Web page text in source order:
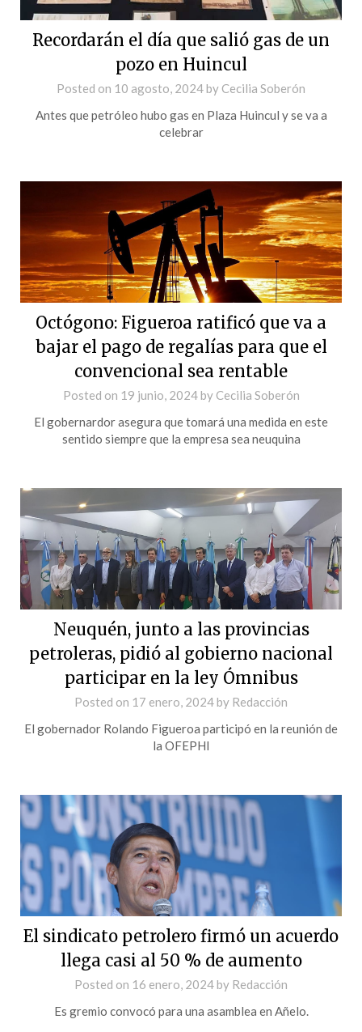
Recordarán el día que salió gas de un
pozo en Huincul
Posted on 10 agosto, 2024by Cecilia Soberón
Antes que petróleo hubo gas en Plaza Huincul y se va a
celebrar
Octógono: Figueroa ratificó que va a
bajar el pago de regalías para que el
convencional sea rentable
Posted on 19 junio, 2024by Cecilia Soberón
El gobernardor asegura que tomará una medida en este
sentido siempre que la empresa sea neuquina
Neuquén, junto a las provincias
petroleras, pidió al gobierno nacional
participar en la ley Ómnibus
Posted on 17 enero, 2024by Redacción
El gobernador Rolando Figueroa participó en la reunión de
la OFEPHI
El sindicato petrolero firmó un acuerdo
llega casi al 50 % de aumento
Posted on 16 enero, 2024by Redacción
Es gremio convocó para una asamblea en Añelo.